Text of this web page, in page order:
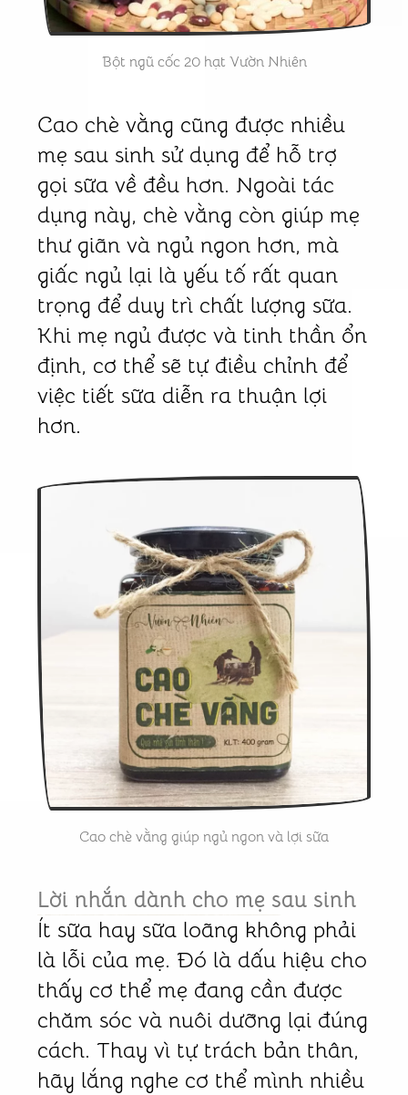
Bột ngũ cốc 20 hạt Vườn Nhiên
Cao chè vằng cũng được nhiều
mẹ sau sinh sử dụng để hỗ trợ
gọi sữa về đều hơn. Ngoài tác
dụng này, chè vằng còn giúp mẹ
thư giãn và ngủ ngon hơn, mà
giấc ngủ lại là yếu tố rất quan
trọng để duy trì chất lượng sữa.
Khi mẹ ngủ được và tinh thần ổn
định, cơ thể sẽ tự điều chỉnh để
việc tiết sữa diễn ra thuận lợi
hơn.
Cao chè vằng giúp ngủ ngon và lợi sữa
Lời nhắn dành cho mẹ sau sinh
Ít sữa hay sữa loãng không phải
là lỗi của mẹ. Đó là dấu hiệu cho
thấy cơ thể mẹ đang cần được
chăm sóc và nuôi dưỡng lại đúng
cách. Thay vì tự trách bản thân,
hãy lắng nghe cơ thể mình nhiều